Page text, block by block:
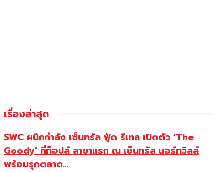
เรื่องล่าสุด
SWC ผนึกกำลัง เซ็นทรัล ฟู้ด รีเทล เปิดตัว ‘The
Goody’ ที่ท็อปส์ สาขาแรก ณ เซ็นทรัล นอร์ทวิลล์
พร้อมรุกตลาด...